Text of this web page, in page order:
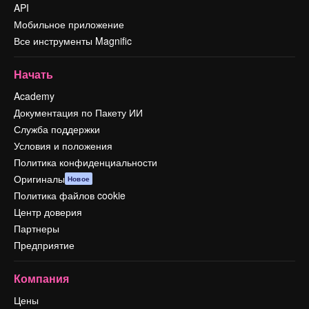
API
Мобильное приложение
Все инструменты Magnific
Начать
Academy
Документация по Пакету ИИ
Служба поддержки
Условия и положения
Политика конфиденциальности
Оригиналы Новое
Политика файлов cookie
Центр доверия
Партнеры
Предприятие
Компания
Цены